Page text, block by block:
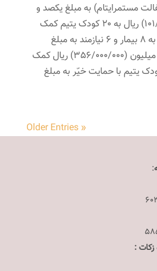
مستمرایتام) به مبلغ یکصد و
یک میلیون ( 101/000/000) ریال به 20 کودک یتیم کمک
شد . 2- با حمایت خیّر به 8 بیمار و 6 نیازمند به مبلغ
سیصد و پنجاه و شش میلیون (356/000/000) ریال کمک
3- کمک به 20 کودک یتیم با حمایت خیّر به مبلغ
« Older Entries
:
: